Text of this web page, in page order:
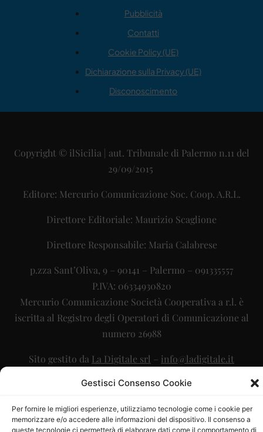
Gestisci Consenso Cookie
Per fornire le migliori esperienze, utilizziamo tecnologie come i cookie per
memorizzare e/o accedere alle informazioni del dispositivo. Il consenso a
queste tecnologie ci permetterà di elaborare dati come il comportamento di
Pubblicità
Contatti
Cookie Policy (UE)
Dichiarazione sulla Privacy (UE)
Disconoscimento
Copyright © ilSicilia | aut. Tribunale di Palermo n.11 del
29/09/2015
Editore: Mercurio Comunicazione Soc. Coop. A.R.L.
Direttore Editoriale: Maurizio Scaglione
Direttore Responsabile: Maria Calabrese
p.zza Sant’Oliva, 9 – 90141 – Palermo – 091335557
P.IVA: 06334930820
Mercurio Comunicazione Società Cooperativa a r.l. è
iscritta al Registro degli Operatori di Comunicazione al
numero 26988
Sito gestito da La Digitale srl – info@ladigitale.it